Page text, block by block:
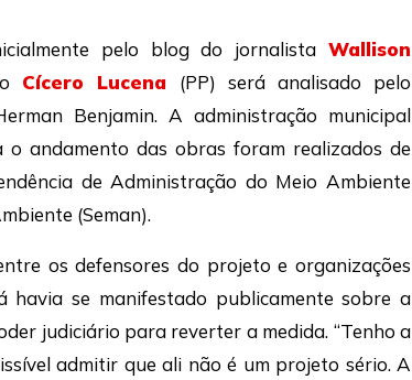
pelo blog do jornalista Wallison
Cícero Lucena (PP) será analisado pelo
Benjamin. A administração municipal
andamento das obras foram realizados de
de Administração do Meio Ambiente
(Seman).
os defensores do projeto e organizações
havia se manifestado publicamente sobre a
judiciário para reverter a medida. “Tenho a
admitir que ali não é um projeto sério. A